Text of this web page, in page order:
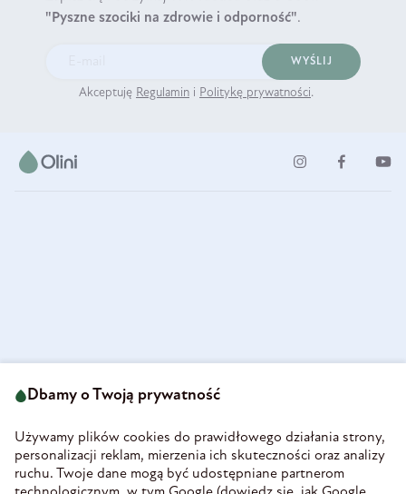
"Pyszne szociki na zdrowie i odporność".
WYŚLIJ
Akceptuję Regulamin i Politykę prywatności.
58-160 Świebodzice
REGON 890213034
INFORMACJE
Dbamy o Twoją prywatność
Używamy plików cookies do prawidłowego działania strony,
personalizacji reklam, mierzenia ich skuteczności oraz analizy
ruchu. Twoje dane mogą być udostępniane partnerom